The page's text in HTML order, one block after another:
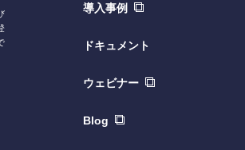
導入事例
ドキュメント
ウェビナー
Blog